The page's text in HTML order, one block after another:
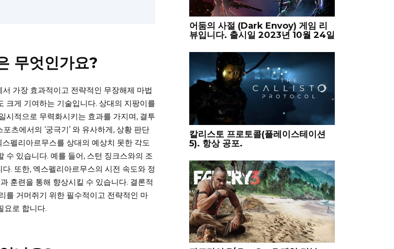
무엇인가요?
가장 효과적이고 전략적인 무장해제 마법
크게 기여하는 기술입니다. 상대의 지팡이를
시적으로 무력화시키는 효과를 가지며, 결투
츠에서의 ‘궁극기’ 와 유사하게, 상황 판단
펠리아르무스를 상대의 예상치 못한 각도
수 있습니다. 예를 들어, 스턴 징크스와의 조
. 또한, 엑스펠리아르무스의 시전 속도와 정
훈련을 통해 향상시킬 수 있습니다. 결론적
를 거머쥐기 위한 필수적이고 전략적인 마
요로 합니다.
어둠의 사절 (Dark Envoy) 게임 리
뷰입니다. 출시일 2023년 10월 24일
칼리스토 프로토콜(플레이스테이션
5). 항상 공포.